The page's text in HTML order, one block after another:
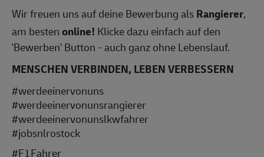
Wir freuen uns auf deine Bewerbung alsRangierer,
am bestenonline! Klicke dazu einfach auf den
'Bewerben' Button - auch ganz ohne Lebenslauf.
MENSCHEN VERBINDEN, LEBEN VERBESSERN
#werdeeinervonuns
#werdeeinervonunsrangierer
#werdeeinervonunslkwfahrer
#jobsnlrostock
#F1Fahrer